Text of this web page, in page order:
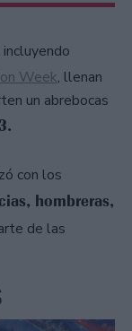
Week, llenan
un abrebocas
con los
hombreras,
de las